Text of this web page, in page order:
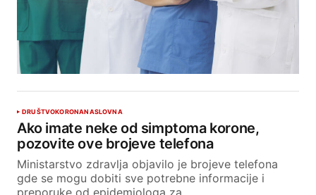
DRUŠTVOKORONANASLOVNA
Ako imate neke od simptoma korone,
pozovite ove brojeve telefona
Ministarstvo zdravlja objavilo je brojeve telefona
gde se mogu dobiti sve potrebne informacije i